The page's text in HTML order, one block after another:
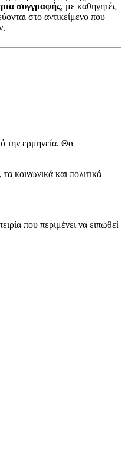
την ερμηνεία. Θα
κοινωνικά και πολιτικά
που περιμένει να ειπωθεί
συγγραφής, με καθηγητές
στο αντικείμενο που